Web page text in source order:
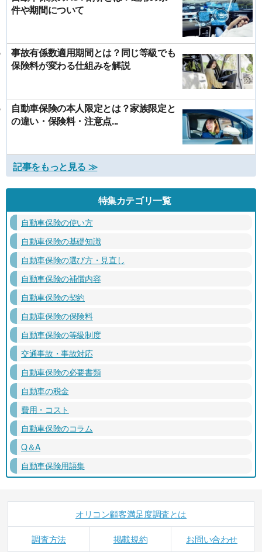
件や期間について
事故有係数適用期間とは？同じ等級でも
保険料が変わる仕組みを解説
自動車保険の本人限定とは？家族限定と
の違い・保険料・注意点...
記事をもっと見る ≫
特集カテゴリ一覧
自動車保険の使い方
自動車保険の基礎知識
自動車保険の選び方・見直し
自動車保険の補償内容
自動車保険の契約
自動車保険の保険料
自動車保険の等級制度
交通事故・事故対応
自動車保険の必要書類
自動車の税金
費用・コスト
自動車保険のコラム
Q＆A
自動車保険用語集
オリコン顧客満足度調査とは
調査方法 掲載規約 お問い合わせ